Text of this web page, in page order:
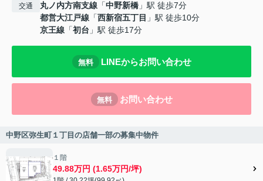
交通 丸ノ内方南支線 「中野新橋 」駅 徒歩7分
都営大江戸線 「西新宿五丁目 」駅 徒歩10分
京王線 「初台 」駅 徒歩17分
無料 LINEからお問い合わせ
無料 お問い合わせ
中野区弥生町１丁目の店舗一部の募集中物件
１階
49.88万円 (1.65万円/坪)